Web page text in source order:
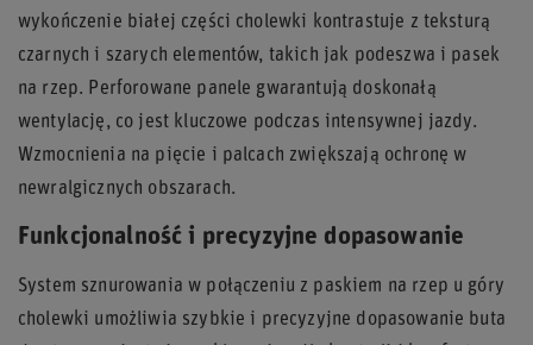
wykończenie białej części cholewki kontrastuje z teksturą
czarnych i szarych elementów, takich jak podeszwa i pasek
na rzep. Perforowane panele gwarantują doskonałą
wentylację, co jest kluczowe podczas intensywnej jazdy.
Wzmocnienia na pięcie i palcach zwiększają ochronę w
newralgicznych obszarach.
Funkcjonalność i precyzyjne dopasowanie
System sznurowania w połączeniu z paskiem na rzep u góry
cholewki umożliwia szybkie i precyzyjne dopasowanie buta